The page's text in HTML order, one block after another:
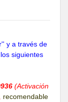
y a través de
siguientes
(Activación
recomendable